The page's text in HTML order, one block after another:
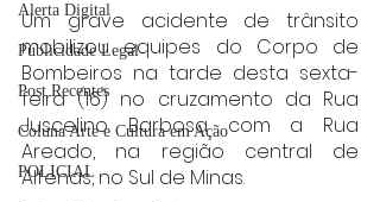
Alerta Digital
Publicidade Legal
Post Recentes
Coluna Arte e Cultura em Ação
POLICIAL
Um grave acidente de trânsito
mobilizou equipes do Corpo de
Bombeiros na tarde desta sexta-
feira (16) no cruzamento da Rua
Juscelino Barbosa com a Rua
Areado, na região central de
Alfenas, no Sul de Minas.